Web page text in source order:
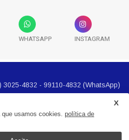
usamos cookies. política de
WHATSAPP INSTAGRAM
4832 - 99110-4832 (WhatsApp)